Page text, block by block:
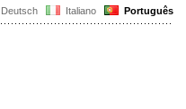
Deutsch Italiano Português